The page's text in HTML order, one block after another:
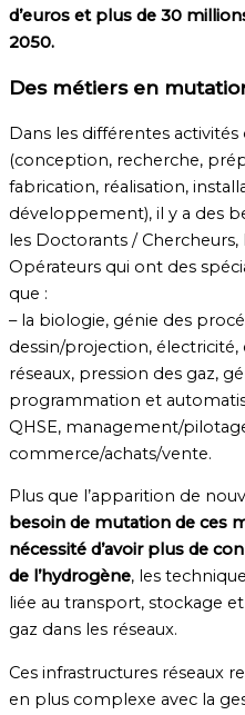
d’euros et plus de 30
2050.
Des métiers en
Dans les différentes
(conception, recherche,
fabrication, réalisation,
développement), il y a des
les Doctorants /
Opérateurs qui ont des
que :
– la biologie, génie des
dessin/projection,
réseaux, pression des gaz,
programmation et
QHSE, management/
commerce/achats/vente.
Plus que l’apparition de
besoin de mutation de ces
nécessité d’avoir plus de
de l’hydrogène, les
liée au transport, stockage
gaz dans les réseaux.
Ces infrastructures réseaux
en plus complexe avec la